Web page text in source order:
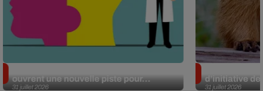
31 juillet 2026
ouvrent une nouvelle piste pour...
31 juillet 2026
d’initiative